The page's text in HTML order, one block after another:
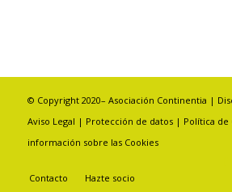
© Copyright 2020– Asociación Continentia |
Aviso Legal | Protección de datos | Política de
información sobre las Cookies
Contacto Hazte socio